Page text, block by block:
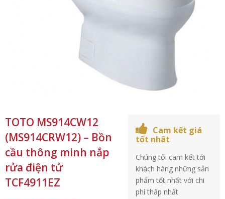
TOTO MS914CW12
(MS914CRW12) – Bồn
cầu thông minh nắp
rửa điện tử
TCF4911EZ
Cam kết giá
tốt nhât
Chúng tôi cam kết tới
khách hàng những sản
phẩm tốt nhất với chi
phí thấp nhất